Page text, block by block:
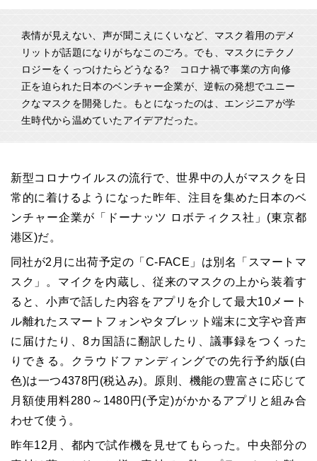
表情が見えない、声が聞こえにくいなど、マスク着用のデメ
リットが話題になりがちなこのごろ。でも、マスクにテクノ
ロジーをくっつけたらどうなる? コロナ禍で事業の方向修
正を迫られた日本のベンチャー企業が、逆転の発想でユニー
クなマスクを開発した。もとになったのは、エンジニアが学
生時代から温めていたアイデアだった。
新型コロナウイルスの流行で、世界中の人がマスクを日
常的に着けるようになった昨年、注目を集めた日本のベ
ンチャー企業が「ドーナッツ ロボティクス社」(東京都
港区)だ。
同社が2月に出荷予定の「C-FACE」は別名「スマートマ
スク」。マイクを内蔵し、従来のマスクの上から装着す
ると、小声で話した内容をアプリを介して最大10メート
ル離れたスマートフォンやタブレット端末に文字や音声
に届けたり、8カ国語に翻訳したり、議事録をつくった
りできる。クラウドファンディングでの先行予約版(白
色)は一つ4378円(税込み)。原則、機能の豊富さに応じて
月額使用料280～1480円(予定)がかかるアプリと組み合
わせて使う。
昨年12月、都内で試作機を見せてもらった。中央部分の